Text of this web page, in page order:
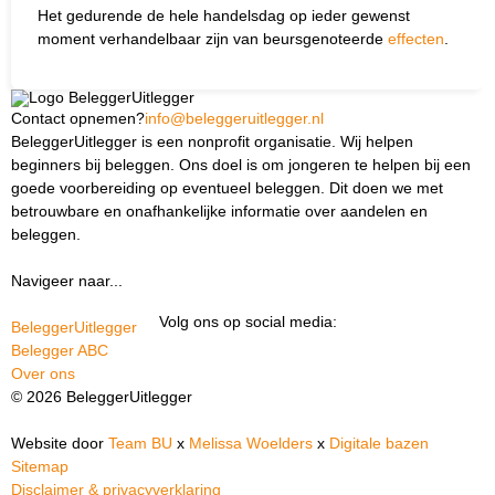
Het gedurende de hele handelsdag op ieder gewenst
moment verhandelbaar zijn van beursgenoteerde effecten
Contact opnemen?info@beleggeruitlegger.nl
BeleggerUitlegger is een nonprofit organisatie. Wij helpen
beginners bij beleggen. Ons doel is om jongeren te helpen bij een
goede voorbereiding op eventueel beleggen. Dit doen we met
betrouwbare en onafhankelijke informatie over aandelen en
beleggen.
Navigeer naar...
BeleggerUitlegger
Belegger ABC
Over ons
Volg ons op social media:
© 2026 BeleggerUitlegger
Website door Team BU x Melissa Woelders x Digitale bazen
Sitemap
Disclaimer & privacyverklaring